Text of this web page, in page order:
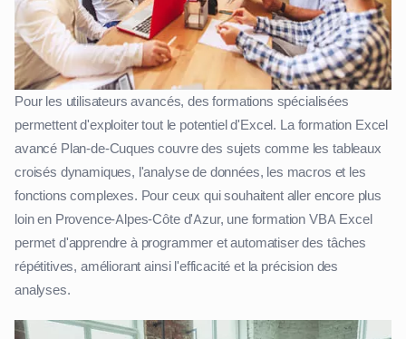
Pour les utilisateurs avancés, des formations spécialisées
permettent d'exploiter tout le potentiel d'Excel. La formation Excel
avancé Plan-de-Cuques couvre des sujets comme les tableaux
croisés dynamiques, l'analyse de données, les macros et les
fonctions complexes. Pour ceux qui souhaitent aller encore plus
loin en Provence-Alpes-Côte d'Azur, une formation VBA Excel
permet d'apprendre à programmer et automatiser des tâches
répétitives, améliorant ainsi l'efficacité et la précision des
analyses.